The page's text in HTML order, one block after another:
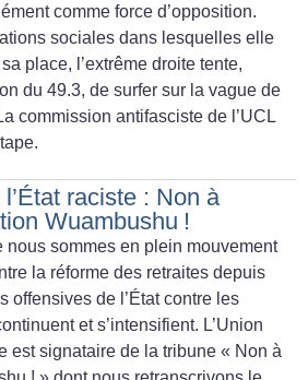
comme force d’opposition.
sociales dans lesquelles elle
place, l’extrême droite tente,
du 49.3, de surfer sur la vague de
commission antifasciste de l’UCL
raciste : Non à
Wuambushu !
nous sommes en plein mouvement
la réforme des retraites depuis
offensives de l’État contre les
et s’intensifient. L’Union
est signataire de la tribune « Non à